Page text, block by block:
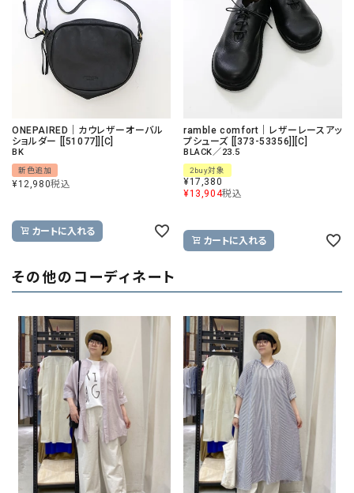
ONEPAIRED｜カウレザーオーバル
ショルダー [[51077]][C]
BK
新色追加
¥12,980税込
カートに入れる
ramble comfort｜レザーレースアッ
プシューズ [[373-53356]][C]
BLACK／23.5
2buy対象
¥17,380
¥13,904税込
カートに入れる
その他のコーディネート